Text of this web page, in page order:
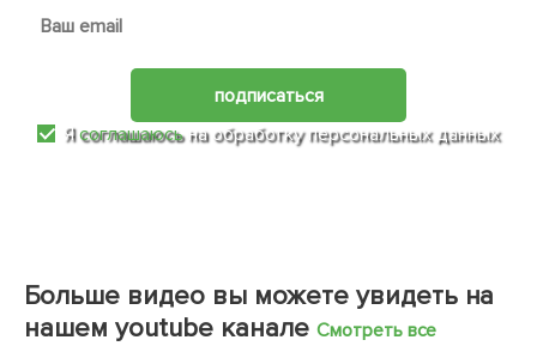
подписаться
Ясоглашаюсьна обработку персональных данных
Больше видео вы можете увидеть на
нашем youtube канале Смотреть все